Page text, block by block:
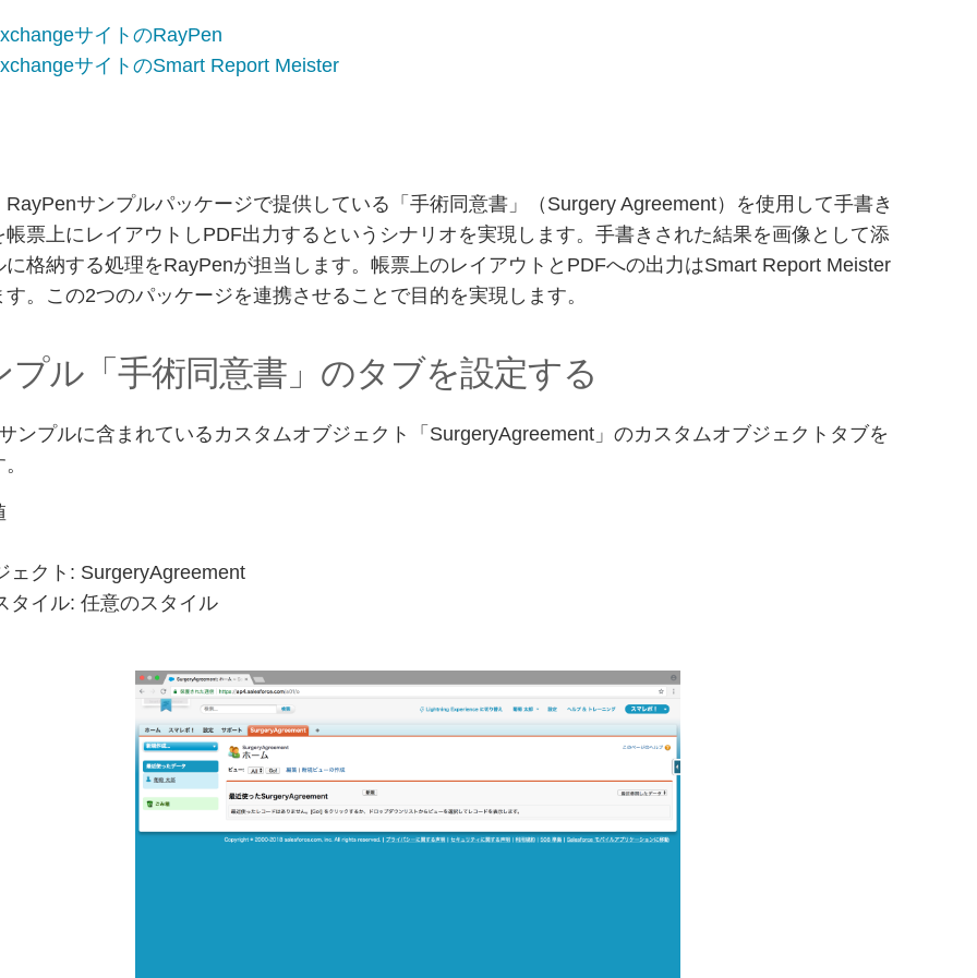
サイトのRayPen
サイトのSmart Report Meister
RayPenサンプルパッケージで提供している「手術同意書」（Surgery Agreement）を使用して手書き
帳票上にレイアウトしPDF出力するというシナリオを実現します。手書きされた結果を画像として添
に格納する処理をRayPenが担当します。帳票上のレイアウトとPDFへの出力はSmart Report Meister
す。この2つのパッケージを連携させることで目的を実現します。
プル「手術同意書」のタブを設定する
ンプルに含まれているカスタムオブジェクト「SurgeryAgreement」のカスタムオブジェクトタブを
ェクト: SurgeryAgreement
タイル: 任意のスタイル